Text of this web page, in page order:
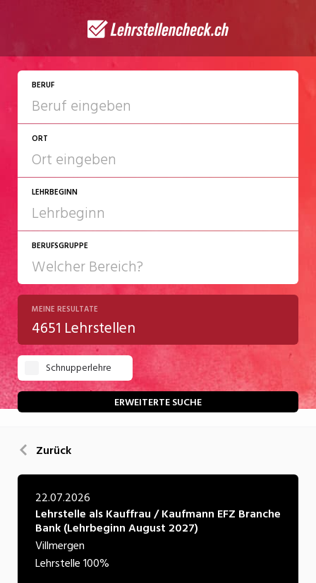
BERUF
ORT
LEHRBEGINN
2027
2028
BERUFSGRUPPE
Chemie/Pharma
Gastgewerbe
Gesundheit/Pflege/Soziales
Handwerk/Technik
Kultur
Natur
Verkehr/Logistik
Wirtschaft/Verwaltung
MEINE RESULTATE
4651 Lehrstellen
Schnupperlehre
ERWEITERTE SUCHE
Zurück
22.07.2026
Lehrstelle als Kauffrau / Kaufmann EFZ Branche
Bank (Lehrbeginn August 2027)
Villmergen
Lehrstelle100%